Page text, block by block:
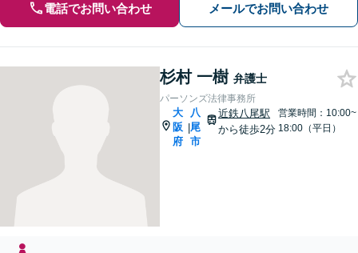
電話でお問い合わせ メールでお問い合わせ
杉村 一樹 弁護士
パーソンズ法律事務所
大
阪
府
|
八
尾
市
近鉄八尾駅
から徒歩2分
営業時間：10:00~
18:00（平日）